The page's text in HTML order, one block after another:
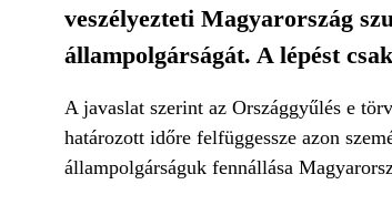
veszélyezteti Magyarország
állampolgárságát. A lépést
A javaslat szerint az Országgyűlés e
határozott időre felfüggessze azon
állampolgárságuk fennállása